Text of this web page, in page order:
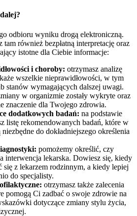
odbioru wyniku drogą elektroniczną.
również bezpłatną interpretację oraz
istotne dla Ciebie informacje:
i choroby: otrzymasz analizę
wszelkie nieprawidłowości, w tym
stanów wymagających dalszej uwagi.
w organizmie zostały wykryte oraz
znaczenie dla Twojego zdrowia.
dodatkowych badań: na podstawie
listę rekomendowanych badań, które w
do dokładniejszego określenia
pomożemy określić, czy
interwencja lekarska. Dowiesz się, kiedy
się z lekarzem rodzinnym, a kiedy lepiej
do specjalisty.
otrzymasz także zalecenia
pomogą Ci zadbać o swoje zdrowie na
dotyczące zmiany stylu życia,